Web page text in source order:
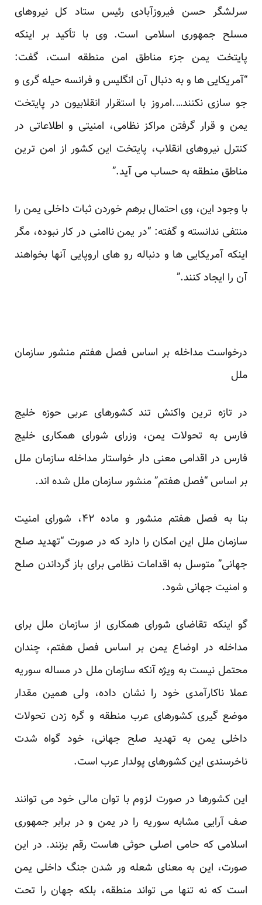
سرلشگر حسن فیروزآبادی رئیس ستاد کل نیروهای
مسلح جمهوری اسلامی است. وی با تأکید بر اینکه
پایتخت یمن جزء مناطق امن منطقه است، گفت:
“آمریکایی ها و به دنبال آن انگلیس و فرانسه حیله گری و
جو سازی نکنند….امروز با استقرار انقلابیون در پایتخت
یمن و قرار گرفتن مراکز نظامی، امنیتی و اطلاعاتی در
کنترل نیروهای انقلاب، پایتخت این کشور از امن ترین
مناطق منطقه به حساب می آید.”
با وجود این، وی احتمال برهم خوردن ثبات داخلی یمن را
منتفی ندانسته و گفته: “در یمن ناامنی در کار نبوده، مگر
اینکه آمریکایی ها و دنباله رو های اروپایی آنها بخواهند
آن را ایجاد کنند.”
درخواست مداخله بر اساس فصل هفتم منشور سازمان
ملل
در تازه ترین واکنش تند کشورهای عربی حوزه خلیج
فارس به تحولات یمن، وزرای شورای همکاری خلیج
فارس در اقدامی معنی دار خواستار مداخله سازمان ملل
بر اساس “فصل هفتم” منشور سازمان ملل شده اند.
بنا به فصل هفتم منشور و ماده ۴۲، شورای امنیت
سازمان ملل این امکان را دارد که در صورت “تهدید صلح
جهانی” متوسل به اقدامات نظامی برای باز گرداندن صلح
و امنیت جهانی شود.
گو اینکه تقاضای شورای همکاری از سازمان ملل برای
مداخله در اوضاع یمن بر اساس فصل هفتم، چندان
محتمل نیست به ویژه آنکه سازمان ملل در مساله سوریه
عملا ناکارآمدی خود را نشان داده، ولی همین مقدار
موضع گیری کشورهای عرب منطقه و گره زدن تحولات
داخلی یمن به تهدید صلح جهانی، خود گواه شدت
ناخرسندی این کشورهای پولدار عرب است.
این کشورها در صورت لزوم با توان مالی خود می توانند
صف آرایی مشابه سوریه را در یمن و در برابر جمهوری
اسلامی که حامی اصلی حوثی هاست رقم بزنند. در این
صورت، این به معنای شعله ور شدن جنگ داخلی یمن
است که نه تنها می تواند منطقه، بلکه جهان را تحت